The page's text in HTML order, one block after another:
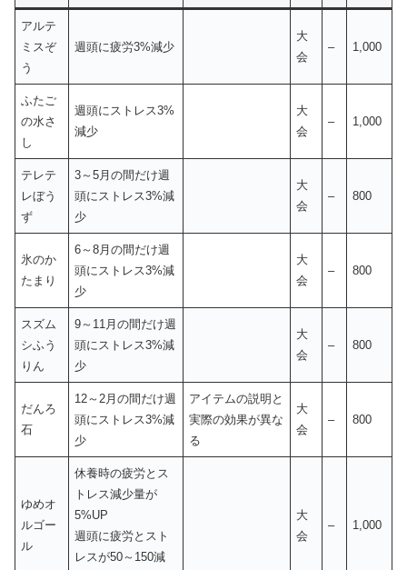
アルテ
ミスぞ
う
週頭に疲労3%減少
大
会
– 1,000
ふたご
の水さ
し
週頭にストレス3%
減少
大
会
– 1,000
テレテ
レぼう
ず
3～5月の間だけ週
頭にストレス3%減
少
大
会
– 800
氷のか
たまり
6～8月の間だけ週
頭にストレス3%減
少
大
会
– 800
スズム
シふう
りん
9～11月の間だけ週
頭にストレス3%減
少
大
会
– 800
だんろ
石
12～2月の間だけ週
頭にストレス3%減
少
アイテムの説明と
実際の効果が異な
る
大
会
– 800
ゆめオ
ルゴー
ル
休養時の疲労とス
トレス減少量が
5%UP
週頭に疲労とスト
レスが50～150減
大
会
– 1,000